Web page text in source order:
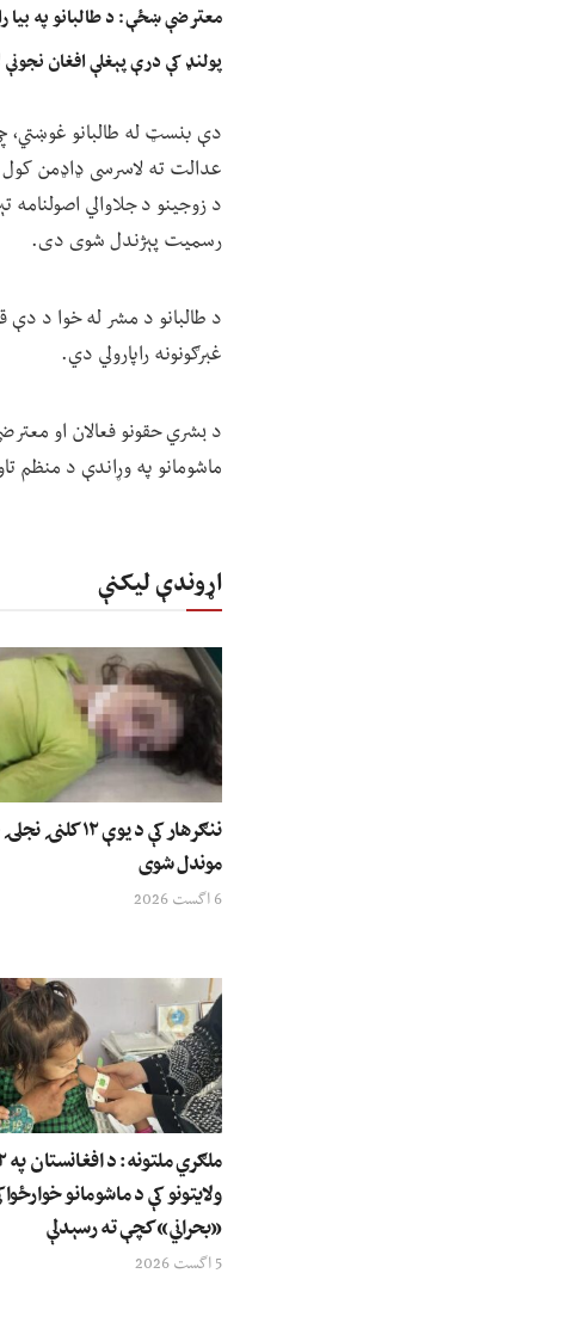
معترضې ښځې: د طالبانو په بیا
پولنډ کې درې پېغلې افغان
دې بنسټ له طالبانو غوښتي،
عدالت ته لاسرسی ډاډمن کول
د زوجینو د جلاوالي
رسمیت پېژندل شوی دی.
د طالبانو د مشر له خوا د دې
غبرګونونه راپارولي دي.
د بشري حقونو فعالان او
ماشومانو په وړاندې د منظم
اړوندې لیکنې
ننګرهار کې د یوې ۱۲
موندل شوی
6 اگست 2026
ملګري
ولایتونو کې د ماشومانو
«بحراني» کچې ته رسېدلې
5 اگست 2026